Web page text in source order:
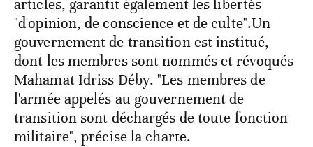
articles, garantit également les libertés
"d'opinion, de conscience et de culte".Un
gouvernement de transition est institué,
dont les membres sont nommés et révoqués
Mahamat Idriss Déby. "Les membres de
l'armée appelés au gouvernement de
transition sont déchargés de toute fonction
militaire", précise la charte.